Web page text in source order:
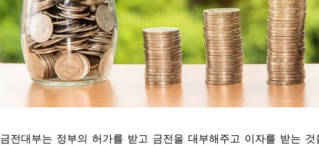
금전대부는 정부의 허가를 받고 금전을 대부해주고 이자를 받는 것